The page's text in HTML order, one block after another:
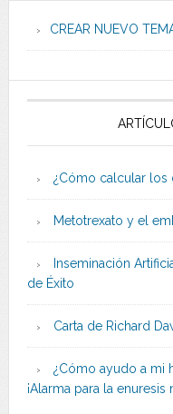
CREAR NUEVO
¿Cómo calcular los
Metotrexato y el
Inseminación
de Éxito
Carta de Richard
¿Cómo ayudo a mi
¡Alarma para la enuresis